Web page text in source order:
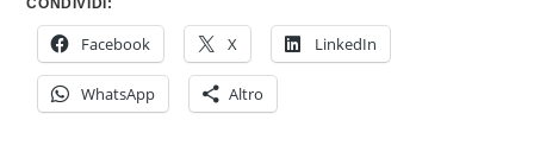
CONDIVIDI:
Facebook X LinkedIn
WhatsApp Altro